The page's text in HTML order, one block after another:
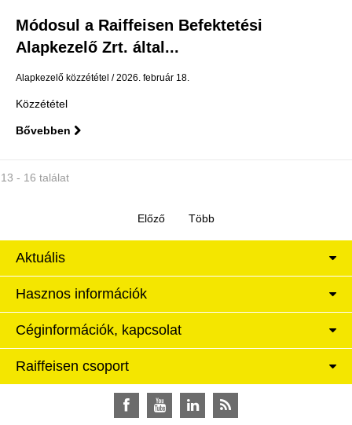
Módosul a Raiffeisen Befektetési
Alapkezelő Zrt. által...
Alapkezelő közzététel 2026. február 18.
Közzététel
Bővebben
13 - 16 találat
Aktuális
Hasznos információk
Céginformációk, kapcsolat
Raiffeisen csoport
FacebookYouTubeLinkedInRSS